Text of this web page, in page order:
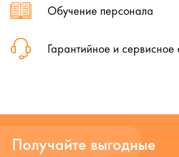
Обучение персонала
Гарантийное и
Получайте выгодные